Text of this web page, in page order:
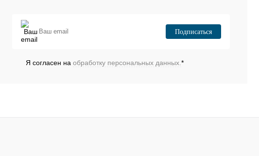
Подписаться
Я согласен на обработку персональных данных. *